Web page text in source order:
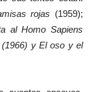
rojas (1959);
al Homo Sapiens
y El oso y el